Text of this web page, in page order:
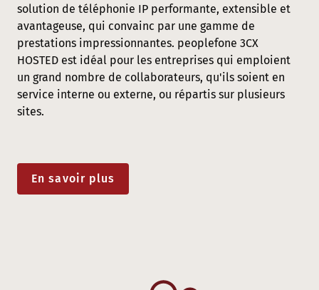
solution de téléphonie IP performante, extensible et
avantageuse, qui convainc par une gamme de
prestations impressionnantes. peoplefone 3CX
HOSTED est idéal pour les entreprises qui emploient
un grand nombre de collaborateurs, qu'ils soient en
service interne ou externe, ou répartis sur plusieurs
sites.
En savoir plus